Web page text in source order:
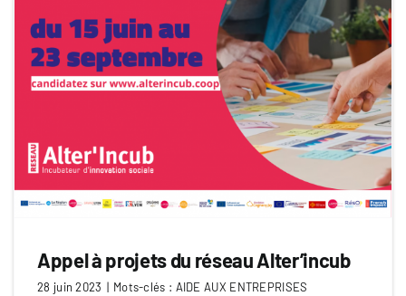
Appel à projets du réseau Alter’incub
28 juin 2023 | Mots-clés : AIDE AUX ENTREPRISES